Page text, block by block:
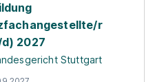
r
2027
Stuttgart